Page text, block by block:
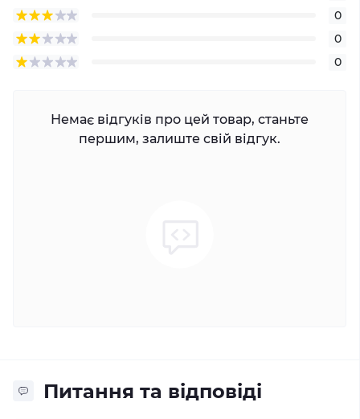
0
0
0
Немає відгуків про цей товар, станьте
першим, залиште свій відгук.
Питання та відповіді